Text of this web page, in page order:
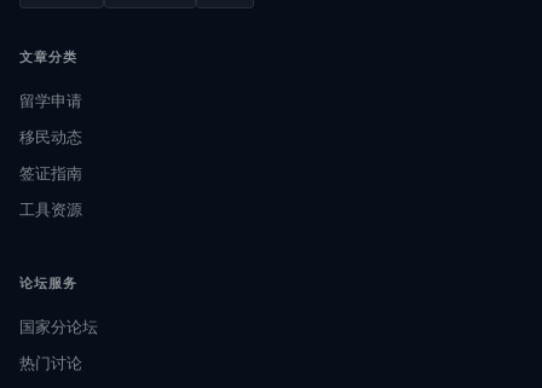
文章分类
留学申请
移民动态
签证指南
工具资源
论坛服务
国家分论坛
热门讨论